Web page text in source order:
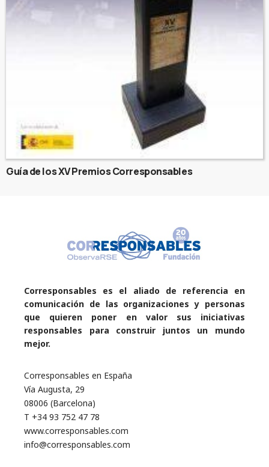
Guía de los XV Premios Corresponsables
Corresponsables es el aliado de referencia en
comunicación de las organizaciones y personas
que quieren poner en valor sus iniciativas
responsables para construir juntos un mundo
mejor.
Corresponsables en España
Vía Augusta, 29
08006 (Barcelona)
T +34 93 752 47 78
www.corresponsables.com
info@corresponsables.com